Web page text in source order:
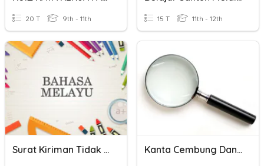
20 T 9th - 11th 15 T 11th - 12th
Surat Kiriman Tidak Rasmi Kanta Cembung Dan Kanta Cekung